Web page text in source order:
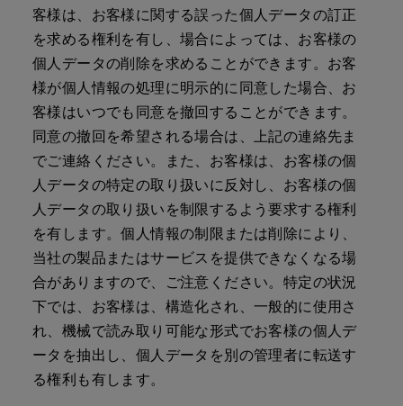
客様は、お客様に関する誤った個人データの訂正
を求める権利を有し、場合によっては、お客様の
個人データの削除を求めることができます。お客
様が個人情報の処理に明示的に同意した場合、お
客様はいつでも同意を撤回することができます。
同意の撤回を希望される場合は、上記の連絡先ま
でご連絡ください。また、お客様は、お客様の個
人データの特定の取り扱いに反対し、お客様の個
人データの取り扱いを制限するよう要求する権利
を有します。個人情報の制限または削除により、
当社の製品またはサービスを提供できなくなる場
合がありますので、ご注意ください。特定の状況
下では、お客様は、構造化され、一般的に使用さ
れ、機械で読み取り可能な形式でお客様の個人デ
ータを抽出し、個人データを別の管理者に転送す
る権利も有します。